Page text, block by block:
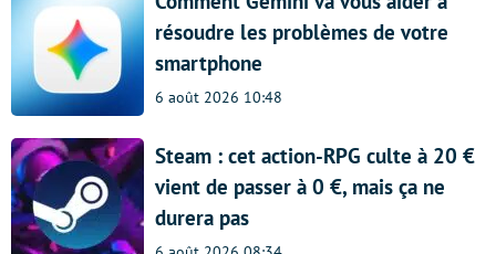
résoudre les problèmes de votre
smartphone
6 août 2026 10:48
Steam : cet action-RPG culte à 20 €
vient de passer à 0 €, mais ça ne
durera pas